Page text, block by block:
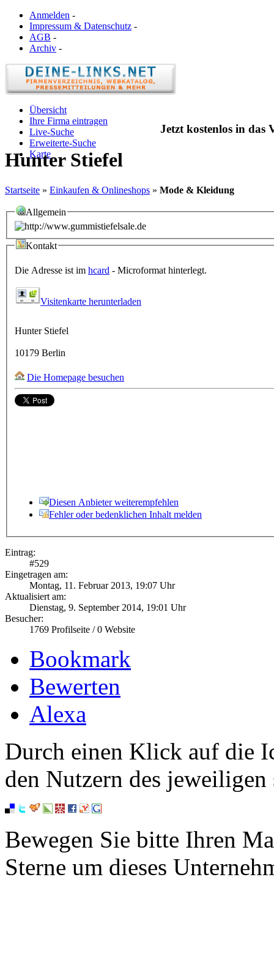
Anmelden -
Impressum & Datenschutz -
AGB -
Archiv -
Übersicht
Ihre Firma eintragen
Live-Suche
Erweiterte-Suche
Karte
Jetzt kostenlos in das
Hunter Stiefel
Startseite » Einkaufen & Onlineshops » Mode & Kleidung
Allgemein
Kontakt
Die Adresse ist im hcard - Microformat hinterlegt.
Visitenkarte herunterladen
Hunter Stiefel
10179 Berlin
Die Homepage besuchen
Diesen Anbieter weiterempfehlen
Fehler oder bedenklichen Inhalt melden
Eintrag:
#529
Eingetragen am:
Montag, 11. Februar 2013, 19:07 Uhr
Aktualisiert am:
Dienstag, 9. September 2014, 19:01 Uhr
Besucher:
1769 Profilseite /0 Website
Bookmark
Bewerten
Alexa
Durch einen Klick auf die
den Nutzern des
Bewegen Sie bitte Ihren
Sterne um dieses